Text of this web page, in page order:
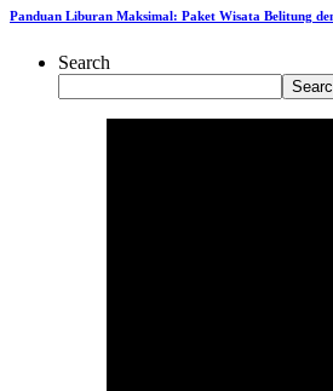
Panduan Liburan Maksimal: Paket Wisata Belitung
Search